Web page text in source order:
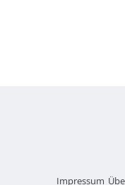
Impressum